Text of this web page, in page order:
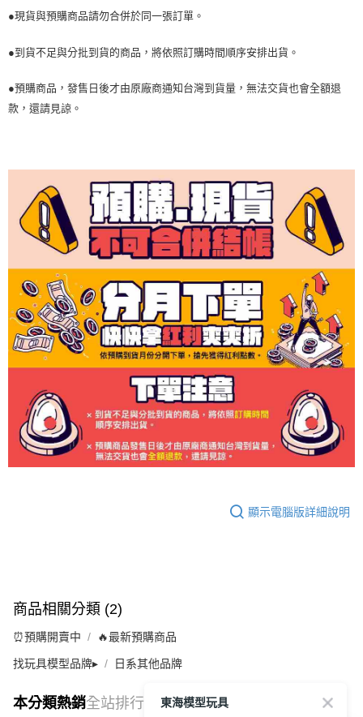
●現貨與預購商品請勿合併於同一張訂單。
●到貨不足與分批到貨的商品，將依照訂購時間順序安排出貨。
●預購商品，發售日後才由原廠商通知台灣到貨量，無法交貨也會全額退
款，還請見諒。
顯示電腦版詳細說明
商品相關分類 (2)
⏰預購開賣中 🔥最新預購商品
找玩具模型品牌▸ 日系其他品牌
本分類熱銷全站排行 東海模型玩具